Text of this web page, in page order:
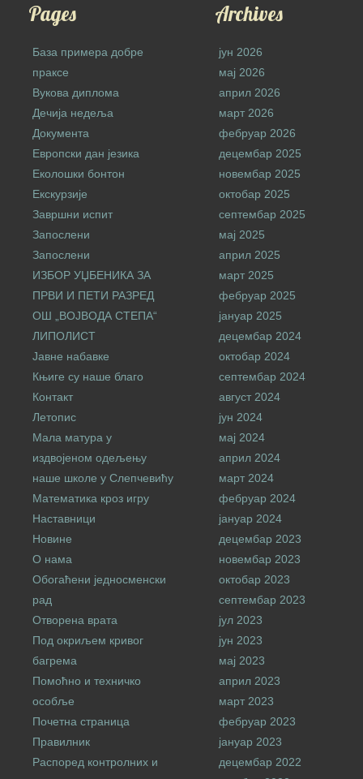
Pages
База примера добре
праксе
Вукова диплома
Дечија недеља
Документа
Европски дан језика
Еколошки бонтон
Екскурзије
Завршни испит
Запослени
Запослени
ИЗБОР УЏБЕНИКА ЗА
ПРВИ И ПЕТИ РАЗРЕД
ОШ „ВОЈВОДА СТЕПА“
ЛИПОЛИСТ
Јавне набавке
Књиге су наше благо
Контакт
Летопис
Мала матура у
издвојеном одељењу
наше школе у Слепчевићу
Математика кроз игру
Наставници
Новине
О нама
Обогаћени једносменски
рад
Отворена врата
Под окриљем кривог
багрема
Помоћно и техничко
особље
Почетна страница
Правилник
Распоред контролних и
Archives
јун 2026
мај 2026
април 2026
март 2026
фебруар 2026
децембар 2025
новембар 2025
октобар 2025
септембар 2025
мај 2025
април 2025
март 2025
фебруар 2025
јануар 2025
децембар 2024
октобар 2024
септембар 2024
август 2024
јун 2024
мај 2024
април 2024
март 2024
фебруар 2024
јануар 2024
децембар 2023
новембар 2023
октобар 2023
септембар 2023
јул 2023
јун 2023
мај 2023
април 2023
март 2023
фебруар 2023
јануар 2023
децембар 2022